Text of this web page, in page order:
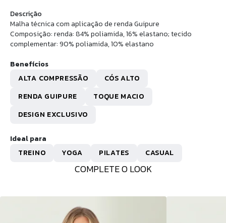
COMPLETE O LOOK
Descrição
Malha técnica com aplicação de renda Guipure
Composição: renda: 84% poliamida, 16% elastano; tecido
complementar: 90% poliamida, 10% elastano
Benefícios
ALTA COMPRESSÃO
CÓS ALTO
RENDA GUIPURE
TOQUE MACIO
DESIGN EXCLUSIVO
Ideal para
TREINO
YOGA PILATES CASUAL